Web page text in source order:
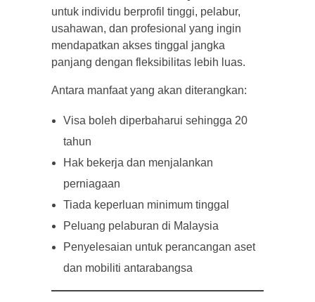
untuk individu berprofil tinggi, pelabur,
usahawan, dan profesional yang ingin
mendapatkan akses tinggal jangka
panjang dengan fleksibilitas lebih luas.
Antara manfaat yang akan diterangkan:
Visa boleh diperbaharui sehingga 20
tahun
Hak bekerja dan menjalankan
perniagaan
Tiada keperluan minimum tinggal
Peluang pelaburan di Malaysia
Penyelesaian untuk perancangan aset
dan mobiliti antarabangsa